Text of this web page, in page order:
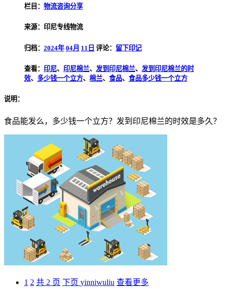
栏目： 物流咨询分享
来源：印尼专线物流
归档： 2024年 04月 11日 评论： 留下印记
查看： 印尼、 印尼棉兰、 发到印尼棉兰、 发到印尼棉兰的时
效、 多少钱一个立方、 棉兰、 食品、 食品多少钱一个立方
说明：
食品能发么，多少钱一个立方？发到印尼棉兰的时效是多久？
1 2 共 2 页 下页 yinniwuliu 查看更多